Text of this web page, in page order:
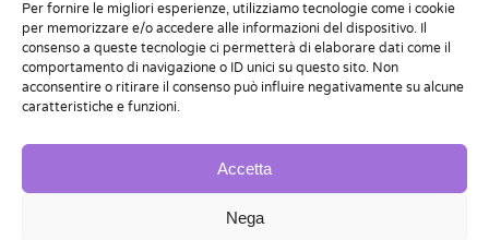
Per fornire le migliori esperienze, utilizziamo tecnologie come i cookie
per memorizzare e/o accedere alle informazioni del dispositivo. Il
consenso a queste tecnologie ci permetterà di elaborare dati come il
comportamento di navigazione o ID unici su questo sito. Non
acconsentire o ritirare il consenso può influire negativamente su alcune
caratteristiche e funzioni.
Accetta
Nega
info@girlstech.it
+39 011 04 38 419
P.IVA 11897790017